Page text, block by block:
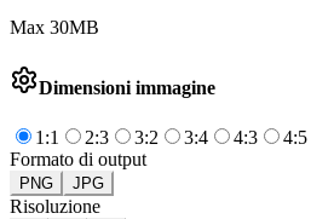
Max 30MB
Dimensioni immagine
1:1 2:3 3:2 3:4 4:3 4:5
Formato di output
PNG JPG
Risoluzione